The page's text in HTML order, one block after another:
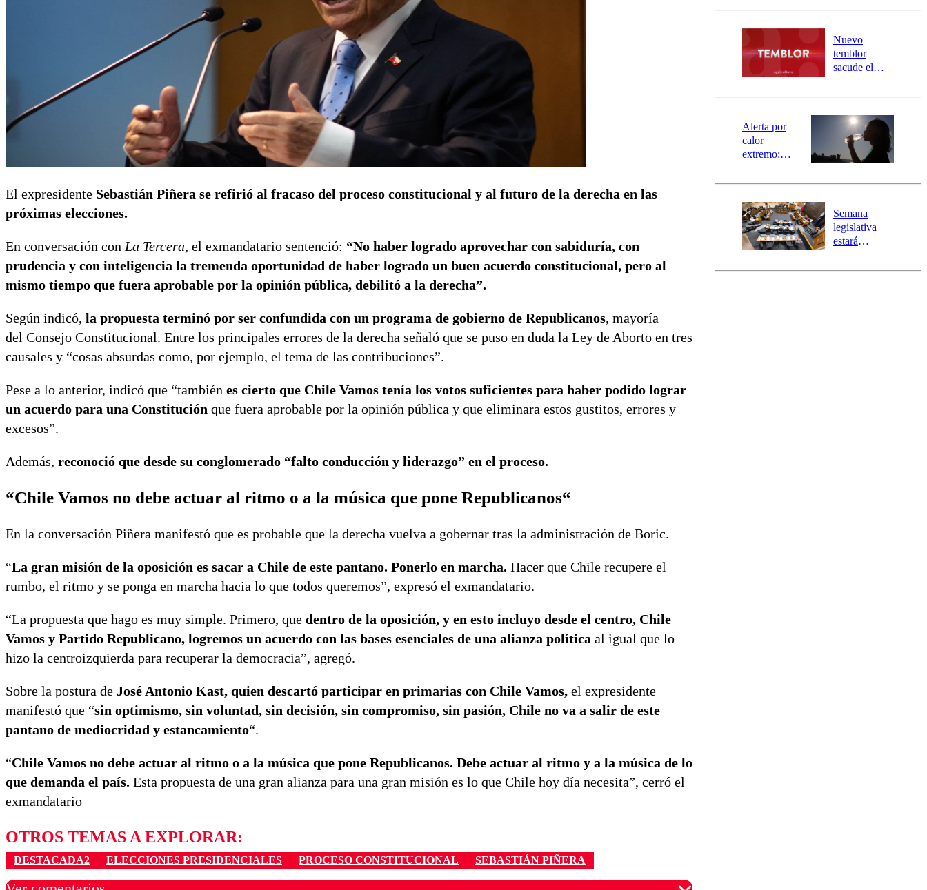
El expresidente Sebastián Piñera se refirió al fracaso del proceso constitucional y al futuro de la derecha en las
próximas elecciones.
En conversación con La Tercera, el exmandatario sentenció: “No haber logrado aprovechar con sabiduría, con
prudencia y con inteligencia la tremenda oportunidad de haber logrado un buen acuerdo constitucional, pero al
mismo tiempo que fuera aprobable por la opinión pública, debilitó a la derecha”.
Según indicó, la propuesta terminó por ser confundida con un programa de gobierno de Republicanos, mayoría
del Consejo Constitucional. Entre los principales errores de la derecha señaló que se puso en duda la Ley de Aborto en tres
causales y “cosas absurdas como, por ejemplo, el tema de las contribuciones”.
Pese a lo anterior, indicó que “también es cierto que Chile Vamos tenía los votos suficientes para haber podido lograr
un acuerdo para una Constitución que fuera aprobable por la opinión pública y que eliminara estos gustitos, errores y
excesos”.
Además, reconoció que desde su conglomerado “falto conducción y liderazgo” en el proceso.
“Chile Vamos no debe actuar al ritmo o a la música que pone Republicanos“
En la conversación Piñera manifestó que es probable que la derecha vuelva a gobernar tras la administración de Boric.
“La gran misión de la oposición es sacar a Chile de este pantano. Ponerlo en marcha. Hacer que Chile recupere el
rumbo, el ritmo y se ponga en marcha hacia lo que todos queremos”, expresó el exmandatario.
“La propuesta que hago es muy simple. Primero, que dentro de la oposición, y en esto incluyo desde el centro, Chile
Vamos y Partido Republicano, logremos un acuerdo con las bases esenciales de una alianza política al igual que lo
hizo la centroizquierda para recuperar la democracia”, agregó.
Sobre la postura de José Antonio Kast, quien descartó participar en primarias con Chile Vamos, el expresidente
manifestó que “sin optimismo, sin voluntad, sin decisión, sin compromiso, sin pasión, Chile no va a salir de este
pantano de mediocridad y estancamiento“.
“Chile Vamos no debe actuar al ritmo o a la música que pone Republicanos. Debe actuar al ritmo y a la música de lo
que demanda el país. Esta propuesta de una gran alianza para una gran misión es lo que Chile hoy día necesita”, cerró el
exmandatario
OTROS TEMAS A EXPLORAR:
DESTACADA2 ELECCIONES PRESIDENCIALES PROCESO CONSTITUCIONAL SEBASTIÁN PIÑERA
Carahue por
río Damas:
activa
mensajería
SAE
Nuevo
temblor
sacude el
revisa la
epicentro
Alerta por
calor
extremo:
activa Alerta
Preventiva en
tres comunas
Semana
legislativa
estará
el fin de la